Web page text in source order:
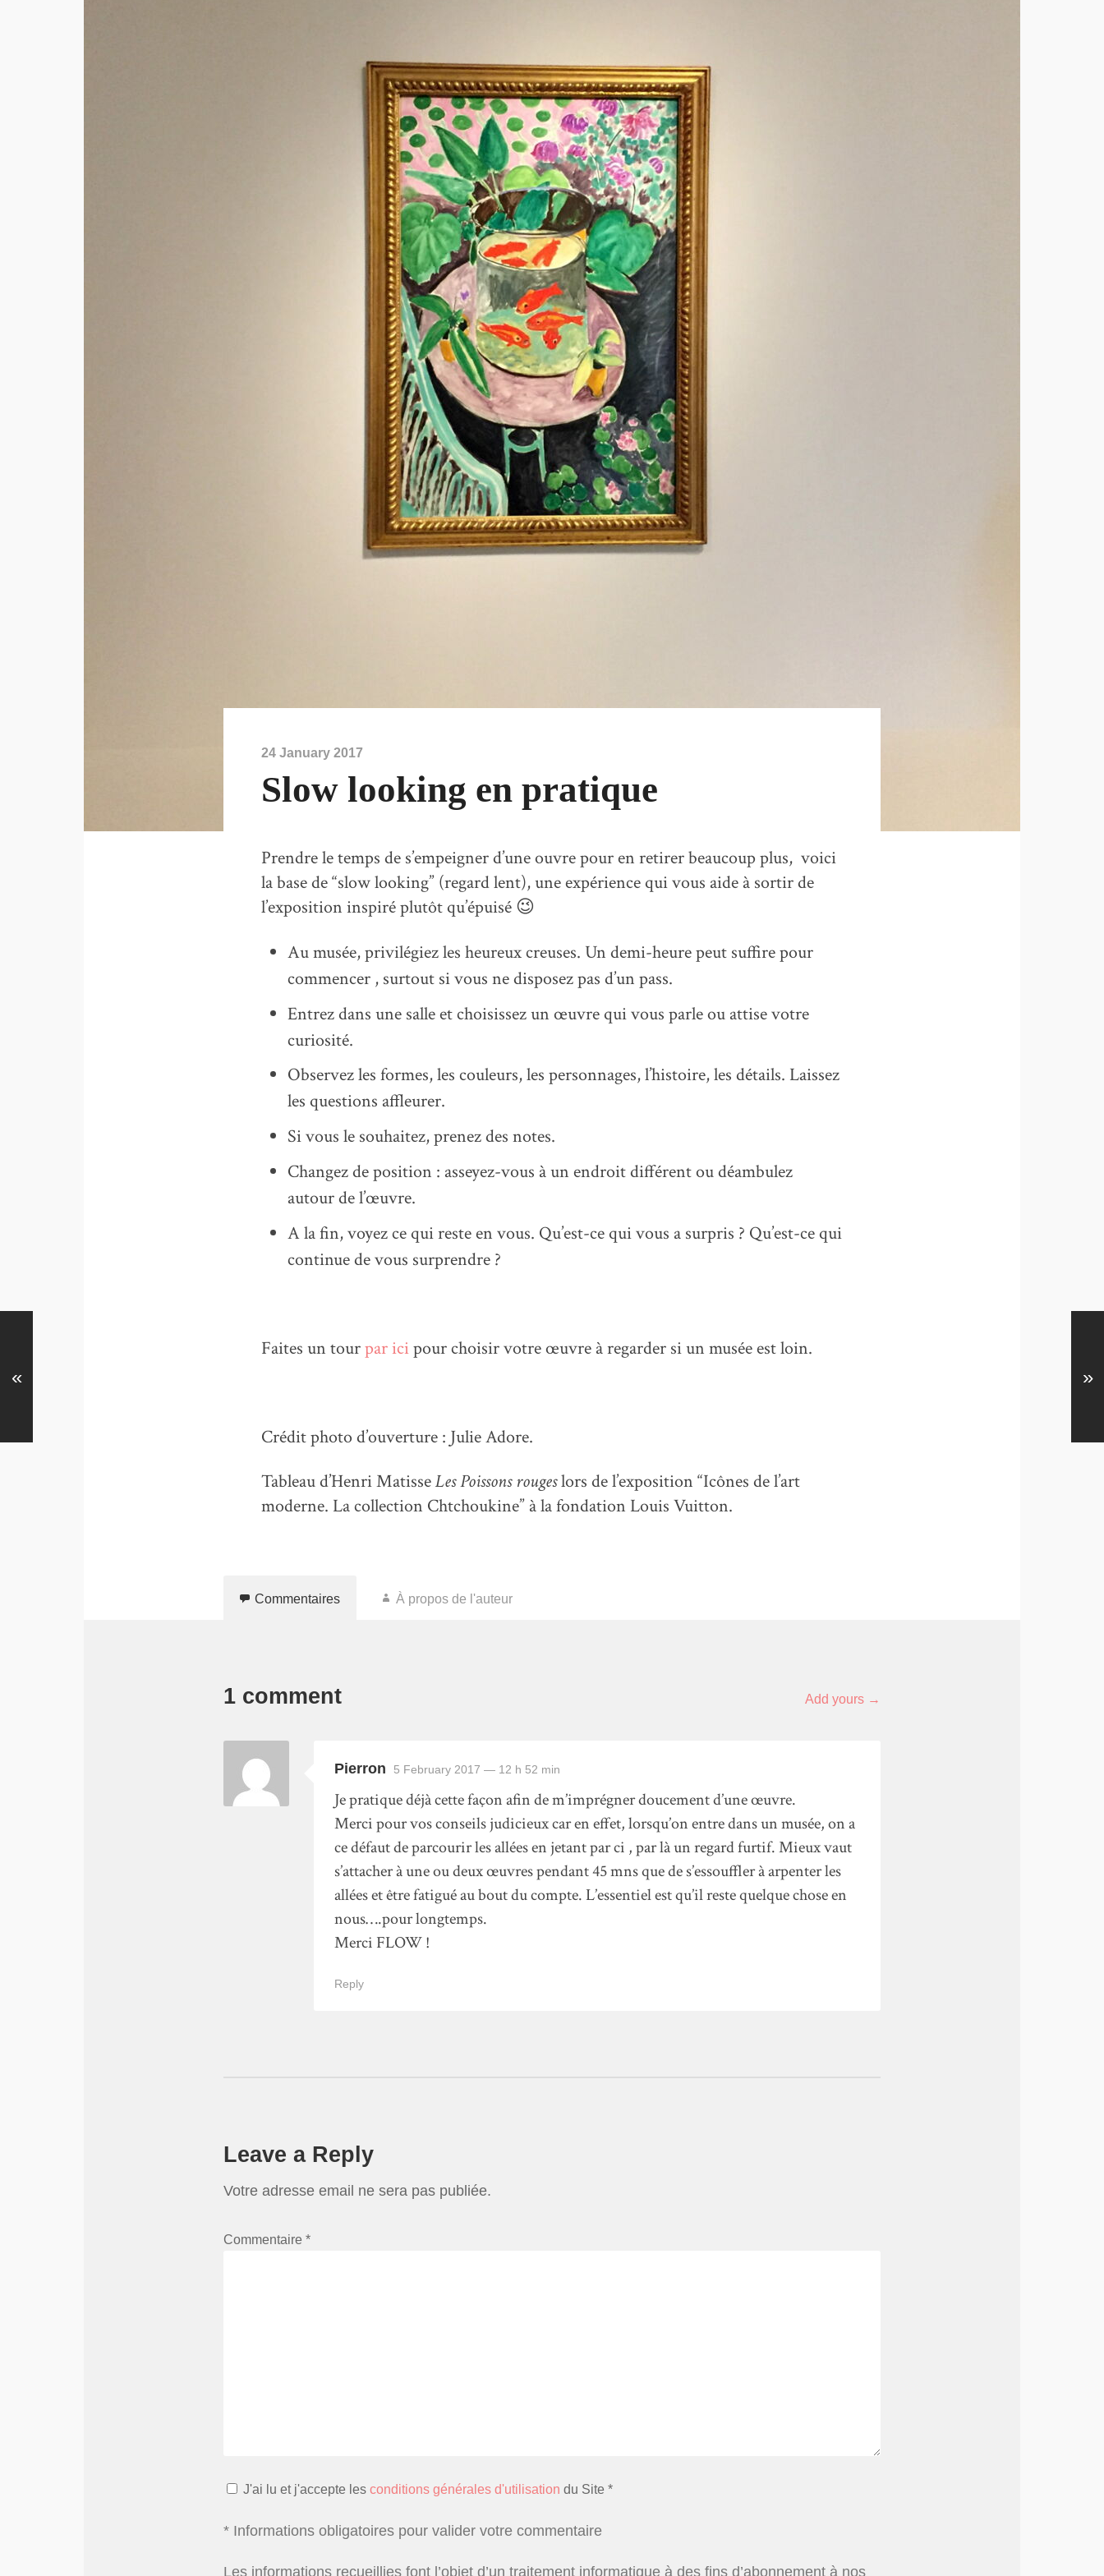
24 January 2017
Slow looking en pratique
Prendre le temps de s’empeigner d’une ouvre pour en retirer beaucoup plus, voici
la base de “slow looking” (regard lent), une expérience qui vous aide à sortir de
l’exposition inspiré plutôt qu’épuisé 😉
Au musée, privilégiez les heureux creuses. Un demi-heure peut suffire pour
commencer , surtout si vous ne disposez pas d’un pass.
Entrez dans une salle et choisissez un œuvre qui vous parle ou attise votre
curiosité.
Observez les formes, les couleurs, les personnages, l’histoire, les détails. Laissez
les questions affleurer.
Si vous le souhaitez, prenez des notes.
Changez de position : asseyez-vous à un endroit différent ou déambulez
autour de l’œuvre.
A la fin, voyez ce qui reste en vous. Qu’est-ce qui vous a surpris ? Qu’est-ce qui
continue de vous surprendre ?
Faites un tourpar icipour choisir votre œuvre à regarder si un musée est loin.
Crédit photo d’ouverture : Julie Adore.
Tableau d’Henri MatisseLes Poissons rougeslors de l’exposition “Icônes de l’art
moderne. La collection Chtchoukine” à la fondation Louis Vuitton.
Commentaires À propos de l'auteur
1 comment Add yours →
Pierron 5 February 2017 — 12 h 52 min
Je pratique déjà cette façon afin de m’imprégner doucement d’une œuvre.
Merci pour vos conseils judicieux car en effet, lorsqu’on entre dans un musée, on a
ce défaut de parcourir les allées en jetant par ci , par là un regard furtif. Mieux vaut
s’attacher à une ou deux œuvres pendant 45 mns que de s’essouffler à arpenter les
allées et être fatigué au bout du compte. L’essentiel est qu’il reste quelque chose en
nous….pour longtemps.
Merci FLOW !
Reply
Leave a Reply
Votre adresse email ne sera pas publiée.
Commentaire *
J'ai lu et j'accepte les conditions générales d'utilisation du Site *
* Informations obligatoires pour valider votre commentaire
Les informations recueillies font l’objet d’un traitement informatique à des fins d’abonnement à nos
« »